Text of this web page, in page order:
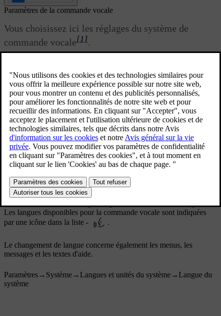
Paramètres de la commande vocale
Vous choisissez ici les réglages du système de
commande vocale[1].
Il est possible d'effectuer les réglages dans les secteurs suivants :
Répéter commande vocale
Sexe
Débit de parole
Réglages audio
Choisissez les réglages audio sous :
Paramètres
Commande vocale
Configuration de la langue
Les langues disponibles pour la commande vocale sont indiquées
par une icône dans la liste -
.
Le changement de langue concerne également les menus, les
messages et les textes d'aide.
Paramètres→ Système→ Langues et unités du système→ Langue du
système